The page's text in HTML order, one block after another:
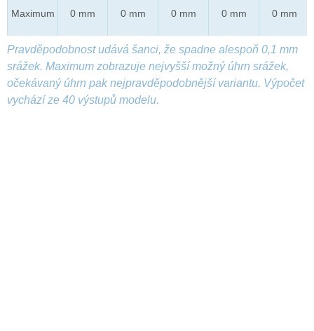
Maximum 0 mm 0 mm 0 mm 0 mm 0 mm
Pravděpodobnost udává šanci, že spadne alespoň 0,1 mm
srážek. Maximum zobrazuje nejvyšší možný úhrn srážek,
očekávaný úhrn pak nejpravděpodobnější variantu. Výpočet
vychází ze 40 výstupů modelu.